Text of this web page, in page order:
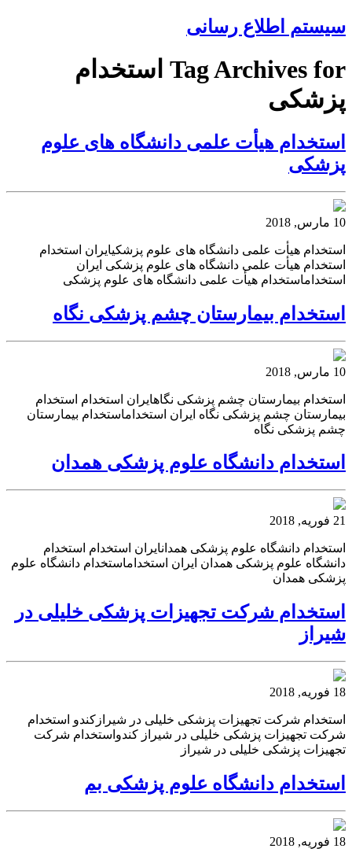
سیستم اطلاع رسانی
Tag Archives for استخدام
پزشکی
استخدام هیأت علمی دانشگاه های علوم
پزشکی
10 مارس, 2018
استخدام هیأت علمی دانشگاه های علوم پزشکیایران استخدام
استخدام هیأت علمی دانشگاه های علوم پزشکی ایران
استخداماستخدام هیأت علمی دانشگاه های علوم پزشکی
استخدام بیمارستان چشم پزشکی نگاه
10 مارس, 2018
استخدام بیمارستان چشم پزشکی نگاهایران استخدام استخدام
بیمارستان چشم پزشکی نگاه ایران استخداماستخدام بیمارستان
چشم پزشکی نگاه
استخدام دانشگاه علوم پزشکی همدان
21 فوریه, 2018
استخدام دانشگاه علوم پزشکی همدانایران استخدام استخدام
دانشگاه علوم پزشکی همدان ایران استخداماستخدام دانشگاه علوم
پزشکی همدان
استخدام شرکت تجهیزات پزشکی خلیلی در
شیراز
18 فوریه, 2018
استخدام شرکت تجهیزات پزشکی خلیلی در شیرازکندو استخدام
شرکت تجهیزات پزشکی خلیلی در شیراز کندواستخدام شرکت
تجهیزات پزشکی خلیلی در شیراز
استخدام دانشگاه علوم پزشکی بم
18 فوریه, 2018